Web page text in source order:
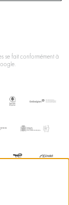
se fait conformément à